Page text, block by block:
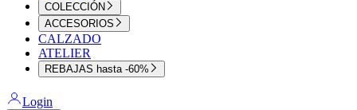
COLECCIÓN
ACCESORIOS
CALZADO
ATELIER
REBAJAS hasta -60%
Login